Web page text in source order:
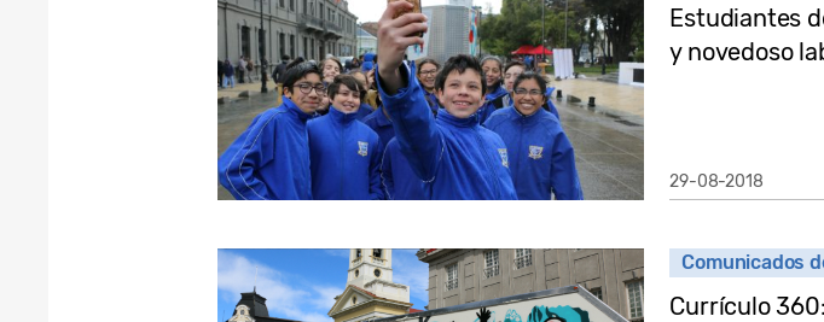
Estudiantes
y novedoso
29-08-2018
Comunicados
Currículo